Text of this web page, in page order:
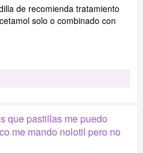
de recomienda tratamiento
solo o combinado con
que pastillas me puedo
me mando nolotil pero no